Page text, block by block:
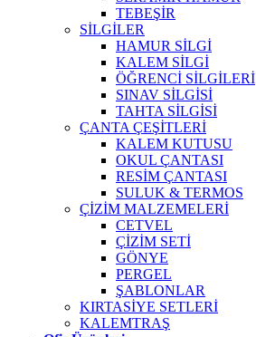
TEBEŞİR
SİLGİLER
HAMUR SİLGİ
KALEM SİLGİ
ÖĞRENCİ SİLGİLERİ
SINAV SİLGİSİ
TAHTA SİLGİSİ
ÇANTA ÇEŞİTLERİ
KALEM KUTUSU
OKUL ÇANTASI
RESİM ÇANTASI
SULUK & TERMOS
ÇİZİM MALZEMELERİ
CETVEL
ÇİZİM SETİ
GÖNYE
PERGEL
ŞABLONLAR
KIRTASİYE SETLERİ
KALEMTRAŞ